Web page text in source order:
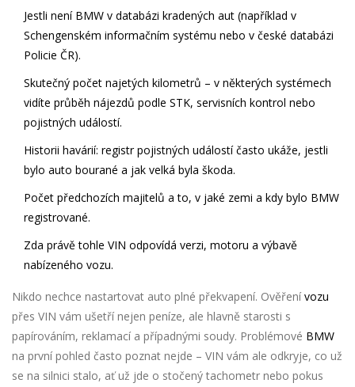
Jestli není BMW v databázi kradených aut (například v
Schengenském informačním systému nebo v české databázi
Policie ČR).
Skutečný počet najetých kilometrů – v některých systémech
vidíte průběh nájezdů podle STK, servisních kontrol nebo
pojistných událostí.
Historii havárií: registr pojistných událostí často ukáže, jestli
bylo auto bourané a jak velká byla škoda.
Počet předchozích majitelů a to, v jaké zemi a kdy bylo BMW
registrované.
Zda právě tohle VIN odpovídá verzi, motoru a výbavě
nabízeného vozu.
Nikdo nechce nastartovat auto plné překvapení. Ověření vozu
přes VIN vám ušetří nejen peníze, ale hlavně starosti s
papírováním, reklamací a případnými soudy. Problémové BMW
na první pohled často poznat nejde – VIN vám ale odkryje, co už
se na silnici stalo, ať už jde o stočený tachometr nebo pokus